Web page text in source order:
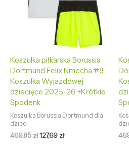
Koszulka piłkarska Borussia
Dortmund Felix Nmecha #8
Koszulka Wyjazdowej
dziecięce 2025-26 +Krótkie
Spodenk
Koszulka Borussia Dortmund dla
dzieci
469,85zł127,69 zł